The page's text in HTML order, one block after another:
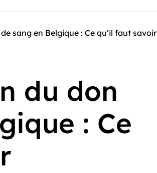
sang en Belgique : Ce qu’il faut savoir
du don
: Ce